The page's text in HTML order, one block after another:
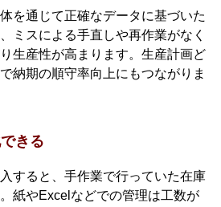
を通じて正確なデータに基づいた
ミスによる手直しや再作業がなく
生産性が高まります。生産計画ど
納期の順守率向上にもつながりま
きる
すると、手作業で行っていた在庫
紙やExcelなどでの管理は工数が